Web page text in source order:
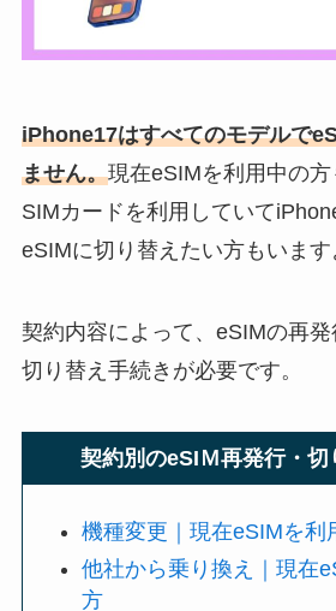
iPhone17はすべてのモデルで
ません。現在eSIMを利用中の
SIMカードを利用していて
eSIMに切り替えたい方もいます
契約内容によって、eSIMの再
切り替え手続きが必要です。
契約別のeSIＭ再発行・切
機種変更｜現在eSIMを利
他社から乗り換え｜現在
方